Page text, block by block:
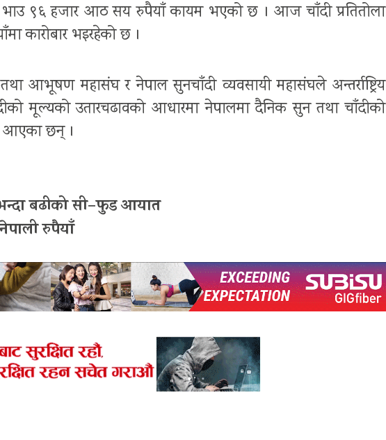
९६ हजार आठ सय रुपैयाँ कायम भएको छ । आज चाँदी प्रतितोला
कारोबार भइरहेको छ ।
आभूषण महासंघ र नेपाल सुनचाँदी व्यवसायी महासंघले अन्तर्राष्ट्रिय
मूल्यको उतारचढावको आधारमा नेपालमा दैनिक सुन तथा चाँदीको
आएका छन् ।
बढीको सी–फुड आयात
रुपैयाँ